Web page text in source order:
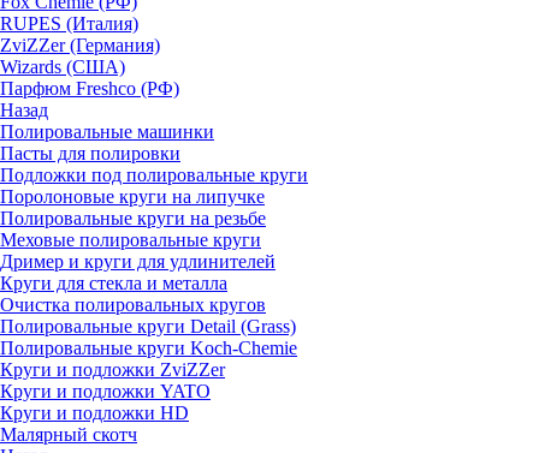
RUPES (Италия)
ZviZZer (Германия)
Wizards (США)
Парфюм Freshco (РФ)
Назад
Полировальные машинки
Пасты для полировки
Подложки под полировальные круги
Поролоновые круги на липучке
Полировальные круги на резьбе
Меховые полировальные круги
Дример и круги для удлинителей
Круги для стекла и металла
Очистка полировальных кругов
Полировальные круги Detail (Grass)
Полировальные круги Koch-Chemie
Круги и подложки ZviZZer
Круги и подложки YATO
Круги и подложки HD
Малярный скотч